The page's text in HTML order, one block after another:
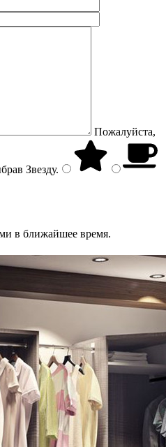
Пожалуйста,
Звезду.
в ближайшее время.